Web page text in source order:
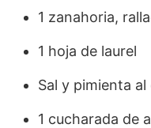
1 zanahoria,
1 hoja de laurel
Sal y pimienta al
1 cucharada de